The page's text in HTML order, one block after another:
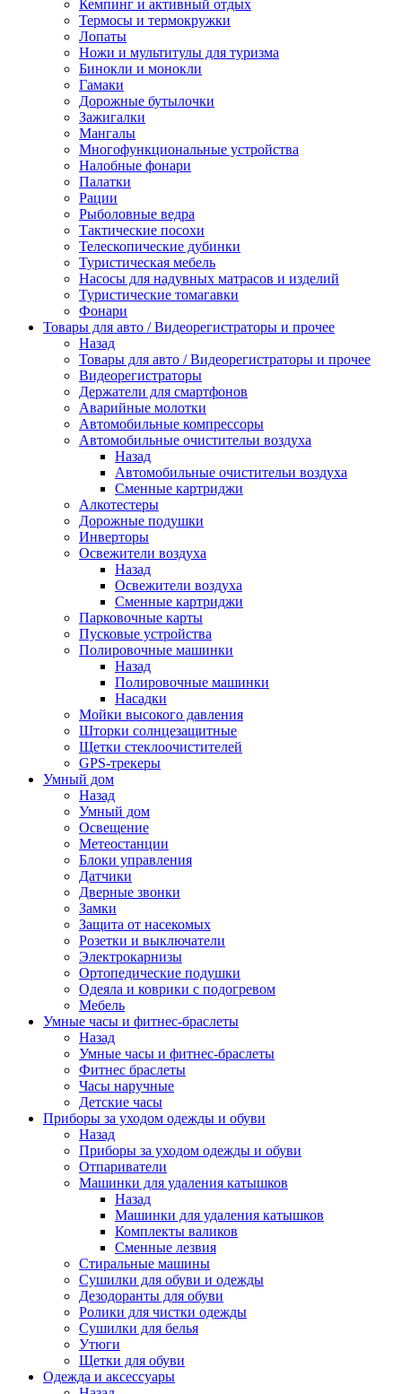
Кемпинг и активный отдых
Термосы и термокружки
Лопаты
Ножи и мультитулы для туризма
Бинокли и монокли
Гамаки
Дорожные бутылочки
Зажигалки
Мангалы
Многофункциональные устройства
Налобные фонари
Палатки
Рации
Рыболовные ведра
Тактические посохи
Телескопические дубинки
Туристическая мебель
Насосы для надувных матрасов и изделий
Туристические томагавки
Фонари
Товары для авто / Видеорегистраторы и прочее
Назад
Товары для авто / Видеорегистраторы и прочее
Видеорегистраторы
Держатели для смартфонов
Аварийные молотки
Автомобильные компрессоры
Автомобильные очистительи воздуха
Назад
Автомобильные очистительи воздуха
Сменные картриджи
Алкотестеры
Дорожные подушки
Инверторы
Освежители воздуха
Назад
Освежители воздуха
Сменные картриджи
Парковочные карты
Пусковые устройства
Полировочные машинки
Назад
Полировочные машинки
Насадки
Мойки высокого давления
Шторки солнцезащитные
Щетки стеклоочистителей
GPS-трекеры
Умный дом
Назад
Умный дом
Освещение
Метеостанции
Блоки управления
Датчики
Дверные звонки
Замки
Защита от насекомых
Розетки и выключатели
Электрокарнизы
Ортопедические подушки
Одеяла и коврики с подогревом
Мебель
Умные часы и фитнес-браслеты
Назад
Умные часы и фитнес-браслеты
Фитнес браслеты
Часы наручные
Детские часы
Приборы за уходом одежды и обуви
Назад
Приборы за уходом одежды и обуви
Отпариватели
Машинки для удаления катышков
Назад
Машинки для удаления катышков
Комплекты валиков
Сменные лезвия
Стиральные машины
Сушилки для обуви и одежды
Дезодоранты для обуви
Ролики для чистки одежды
Сушилки для белья
Утюги
Щетки для обуви
Одежда и аксессуары